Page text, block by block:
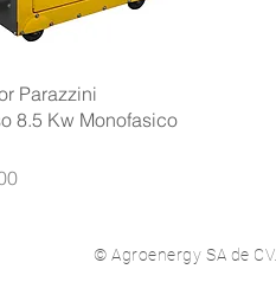
Vista rápida
Parazzini
8.5 Kw Monofasico
© Agroenergy SA de CV.